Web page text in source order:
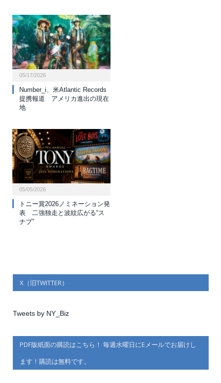
05/17/2026
Number_i、米Atlantic Records
提携報道 アメリカ進出の現在
地
05/05/2026
トニー賞2026ノミネーション発
表 二強独走と波紋広がる“ス
ナブ”
X（旧TWITTER）
Tweets by NY_Biz
PDF版紙面の購読はこちら！ 毎週水曜日にEメールでお届けし
ます！購読は無料です。